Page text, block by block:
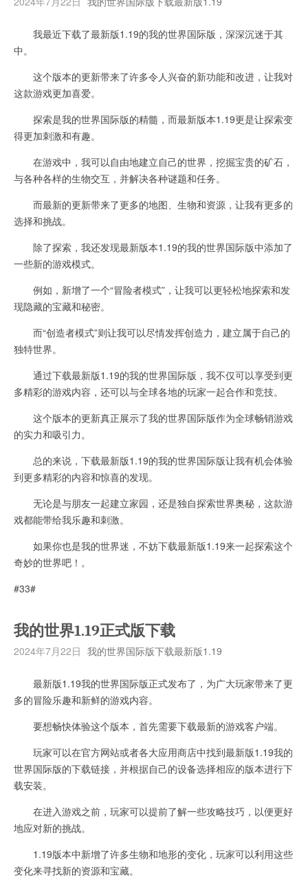
我最近下载了最新版1.19的我的世界国际版，深深沉迷于其
中。
这个版本的更新带来了许多令人兴奋的新功能和改进，让我对
这款游戏更加喜爱。
探索是我的世界国际版的精髓，而最新版本1.19更是让探索变
得更加刺激和有趣。
在游戏中，我可以自由地建立自己的世界，挖掘宝贵的矿石，
与各种各样的生物交互，并解决各种谜题和任务。
而最新的更新带来了更多的地图、生物和资源，让我有更多的
选择和挑战。
除了探索，我还发现最新版本1.19的我的世界国际版中添加了
一些新的游戏模式。
例如，新增了一个“冒险者模式”，让我可以更轻松地探索和发
现隐藏的宝藏和秘密。
而“创造者模式”则让我可以尽情发挥创造力，建立属于自己的
独特世界。
通过下载最新版1.19的我的世界国际版，我不仅可以享受到更
多精彩的游戏内容，还可以与全球各地的玩家一起合作和竞技。
这个版本的更新真正展示了我的世界国际版作为全球畅销游戏
的实力和吸引力。
总的来说，下载最新版1.19的我的世界国际版让我有机会体验
到更多精彩的内容和惊喜的发现。
无论是与朋友一起建立家园，还是独自探索世界奥秘，这款游
戏都能带给我乐趣和刺激。
如果你也是我的世界迷，不妨下载最新版1.19来一起探索这个
奇妙的世界吧！。
#33#
我的世界1.19正式版下载
2024年7月22日 我的世界国际版下载最新版1.19
最新版1.19我的世界国际版正式发布了，为广大玩家带来了更
多的冒险乐趣和新鲜的游戏内容。
要想畅快体验这个版本，首先需要下载最新的游戏客户端。
玩家可以在官方网站或者各大应用商店中找到最新版1.19我的
世界国际版的下载链接，并根据自己的设备选择相应的版本进行下
载安装。
在进入游戏之前，玩家可以提前了解一些攻略技巧，以便更好
地应对新的挑战。
1.19版本中新增了许多生物和地形的变化，玩家可以利用这些
变化来寻找新的资源和宝藏。